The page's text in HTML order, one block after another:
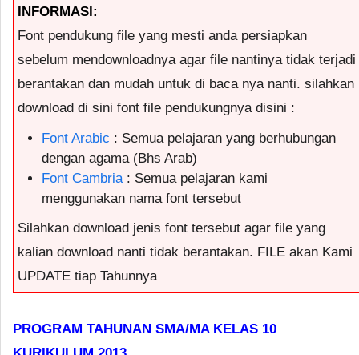
INFORMASI:
Font pendukung file yang mesti anda persiapkan
sebelum mendownloadnya agar file nantinya tidak terjadi
berantakan dan mudah untuk di baca nya nanti. silahkan
download di sini font file pendukungnya disini :
Font Arabic : Semua pelajaran yang berhubungan
dengan agama (Bhs Arab)
Font Cambria: Semua pelajaran kami
menggunakan nama font tersebut
Silahkan download jenis font tersebut agar file yang
kalian download nanti tidak berantakan. FILE akan Kami
UPDATE tiap Tahunnya
PROGRAM TAHUNAN SMA/MA KELAS 10